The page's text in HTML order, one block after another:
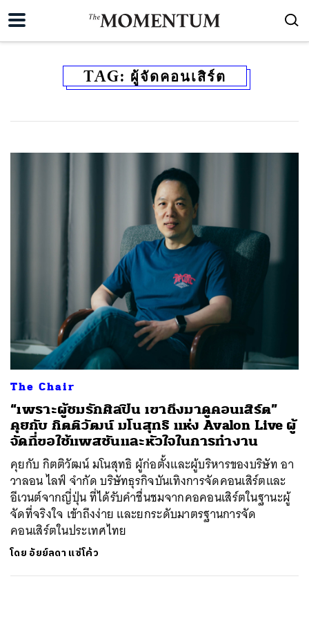
TAG: ผู้จัดคอนเสิร์ต
The Chair
“เพราะผู้ชมรักศิลปิน เขาถึงมาดูคอนเสิร์ต”
คุยกับ กิตติวัฒน์ มโนสุทธิ แห่ง Avalon Live ผู้
จัดที่ขอใช้แพสชันและหัวใจในการทำงาน
คุยกับ กิตติวัฒน์ มโนสุทธิ ผู้ก่อตั้งและผู้บริหารของบริษัท อา
วาลอน ไลฟ์ จำกัด บริษัทธุรกิจบันเทิงการจัดคอนเสิร์ตและ
อีเวนต์จากญี่ปุ่น ที่ได้รับคำชื่นชมจากคอคอนเสิร์ตในฐานะผู้
จัดที่จริงใจ เข้าถึงง่าย และยกระดับมาตรฐานการจัด
คอนเสิร์ตในประเทศไทย
โดย อัยย์ลดา แซ่โค้ว
ค้นหา
SHARE